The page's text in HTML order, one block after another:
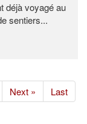
déjà voyagé au
sentiers...
Next » Last